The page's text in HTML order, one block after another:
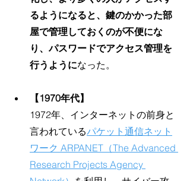
るようになると、鍵のかかった部
屋で管理しておくのが不便にな
り、パスワードでアクセス管理を
行うようになった。
【1970年代】
1972年、インターネットの前身と
言われているパケット通信ネット
ワーク ARPANET（The Advanced
Research Projects Agency